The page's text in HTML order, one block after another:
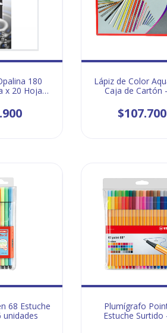
180
x 20 Hojas -
Lápiz de Color
Caja de Cartón
$107.700
68 Estuche
unidades
Plumígrafo
Estuche Surtido